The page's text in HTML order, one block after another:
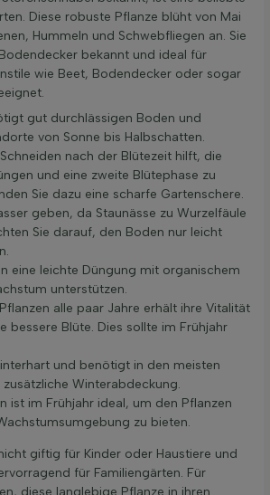
Diese robuste Pflanze blüht von Mai
Hummeln und Schwebfliegen an. Sie
bekannt und ideal für
wie Beet, Bodendecker oder sogar
gut durchlässigen Boden und
von Sonne bis Halbschatten.
nach der Blütezeit hilft, die
und eine zweite Blütephase zu
Sie dazu eine scharfe Gartenschere.
geben, da Staunässe zu Wurzelfäule
Sie darauf, den Boden nur leicht
eine leichte Düngung mit organischem
unterstützen.
alle paar Jahre erhält ihre Vitalität
bessere Blüte. Dies sollte im Frühjahr
und benötigt in den meisten
zusätzliche Winterabdeckung.
ist im Frühjahr ideal, um den Pflanzen
zu bieten.
giftig für Kinder oder Haustiere und
für Familiengärten. Für
diese langlebige Pflanze in ihren